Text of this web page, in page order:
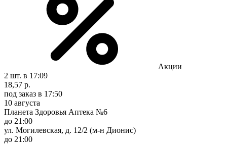
Акции
2 шт. в 17:09
18,57 р.
под заказ в 17:50
10 августа
Планета Здоровья Аптека №6
до 21:00
ул. Могилевская, д. 12/2 (м-н Дионис)
до 21:00